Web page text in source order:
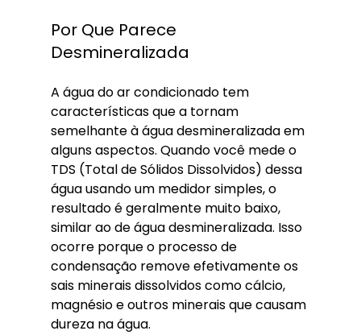
Por Que Parece
Desmineralizada
A água do ar condicionado tem
características que a tornam
semelhante à água desmineralizada em
alguns aspectos. Quando você mede o
TDS (Total de Sólidos Dissolvidos) dessa
água usando um medidor simples, o
resultado é geralmente muito baixo,
similar ao de água desmineralizada. Isso
ocorre porque o processo de
condensação remove efetivamente os
sais minerais dissolvidos como cálcio,
magnésio e outros minerais que causam
dureza na água.